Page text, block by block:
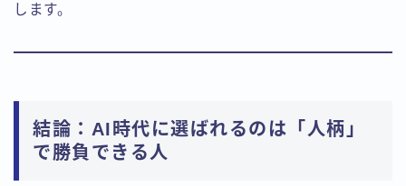
します。
結論：AI時代に選ばれるのは「人柄」
で勝負できる人